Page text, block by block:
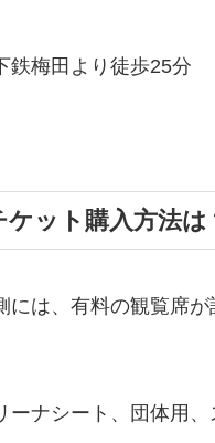
鉄梅田より徒歩25分
ット購入方法は
は、有料の観覧席が
ーナシート、団体用